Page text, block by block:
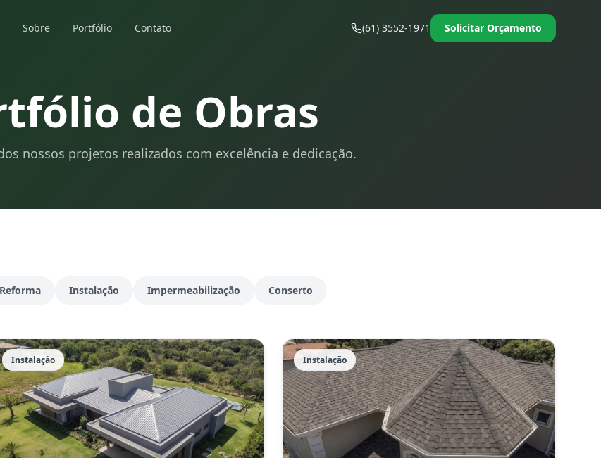
Sobre Portfólio Contato (61) 3552-1971 Solicitar Orçamento
de Obras
nossos projetos realizados com excelência e dedicação.
Reforma Instalação Impermeabilização Conserto
Instalação Instalação